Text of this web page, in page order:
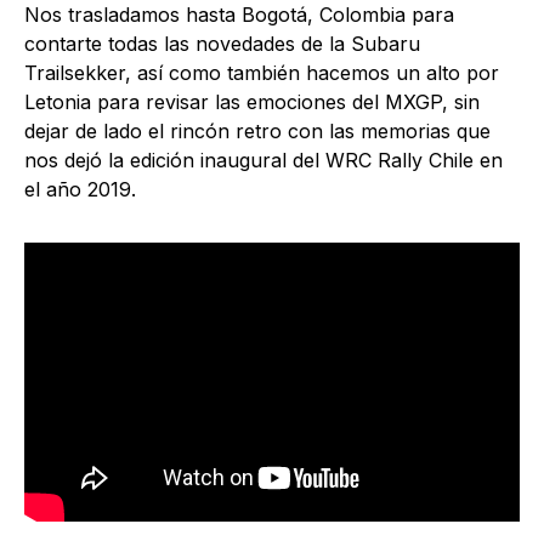
Nos trasladamos hasta Bogotá, Colombia para
contarte todas las novedades de la Subaru
Trailsekker, así como también hacemos un alto por
Letonia para revisar las emociones del MXGP, sin
dejar de lado el rincón retro con las memorias que
nos dejó la edición inaugural del WRC Rally Chile en
el año 2019.